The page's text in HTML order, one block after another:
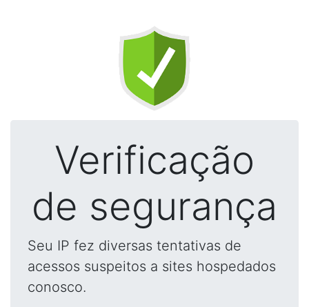
Verificação
de segurança
Seu IP fez diversas tentativas de
acessos suspeitos a sites hospedados
conosco.